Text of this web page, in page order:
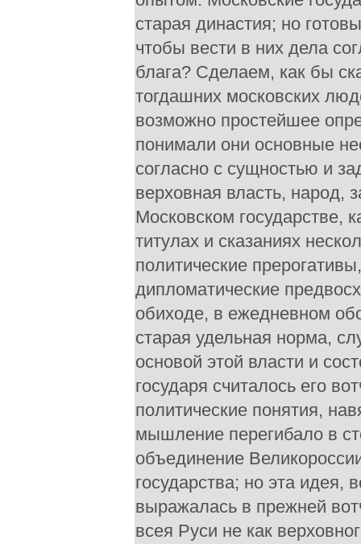
старая династия; но
чтобы вести в них дела
блага? Сделаем, как бы
тогдашних московских
возможно простейшее
понимали они основные
согласно с сущностью и
верховная власть, народ,
Московском государстве,
титулах и сказаниях
политические
дипломатические
обиходе, в ежедневном
старая удельная норма,
основой этой власти и
государя считалось его
политические понятия,
мышление перегибало в
объединение
государства; но эта
выражалась в прежней
всея Руси не как